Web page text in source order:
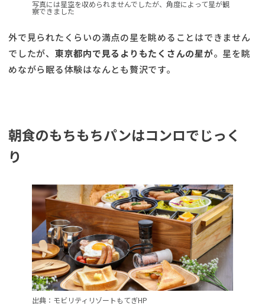
写真には星空を収められませんでしたが、角度によって星が観
察できました
外で見られたくらいの満点の星を眺めることはできません
でしたが、 東京都内で見るよりもたくさんの星が。星を眺
めながら眠る体験はなんとも贅沢です。
朝食のもちもちパンはコンロでじっく
り
出典：モビリティリゾートもてぎHP